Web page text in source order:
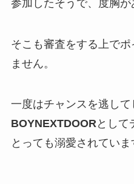
参加したそうで、度胸が
そこも審査をする上で
ません。
一度はチャンスを逃し
BOYNEXTDOORとして
とっても溺愛されていま